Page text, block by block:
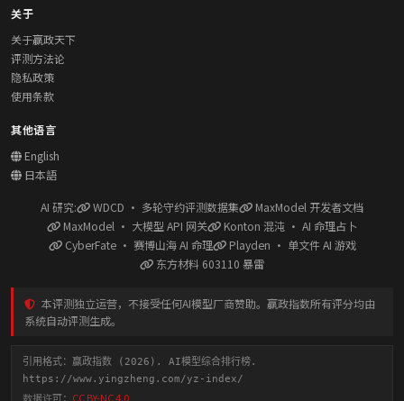
关于
关于赢政天下
评测方法论
隐私政策
使用条款
其他语言
English
日本語
AI 研究: WDCD · 多轮守约评测数据集
MaxModel 开发者文档
MaxModel · 大模型 API 网关
Konton 混沌 · AI 命理占卜
CyberFate · 赛博山海 AI 命理
Playden · 单文件 AI 游戏
东方材料 603110 暴雷
本评测独立运营，不接受任何AI模型厂商赞助。赢政指数所有评分均由
系统自动评测生成。
引用格式：赢政指数 (2026). AI模型综合排行榜.
https://www.yingzheng.com/yz-index/
数据许可： CC BY-NC 4.0